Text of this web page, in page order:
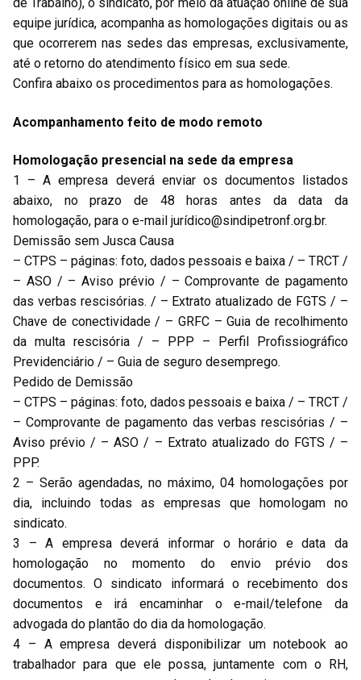
equipe jurídica, acompanha as homologações digitais ou as
que ocorrerem nas sedes das empresas, exclusivamente,
até o retorno do atendimento físico em sua sede.
Confira abaixo os procedimentos para as homologações.
Acompanhamento feito de modo remoto
Homologação presencial na sede da empresa
1 – A empresa deverá enviar os documentos listados
abaixo, no prazo de 48 horas antes da data da
homologação, para o e-mail jurídico@sindipetronf.org.br.
Demissão sem Jusca Causa
– CTPS – páginas: foto, dados pessoais e baixa / – TRCT /
– ASO / – Aviso prévio / – Comprovante de pagamento
das verbas rescisórias. / – Extrato atualizado de FGTS / –
Chave de conectividade / – GRFC – Guia de recolhimento
da multa rescisória / – PPP – Perfil Profissiográfico
Previdenciário / – Guia de seguro desemprego.
Pedido de Demissão
– CTPS – páginas: foto, dados pessoais e baixa / – TRCT /
– Comprovante de pagamento das verbas rescisórias / –
Aviso prévio / – ASO / – Extrato atualizado do FGTS / –
PPP.
2 – Serão agendadas, no máximo, 04 homologações por
dia, incluindo todas as empresas que homologam no
sindicato.
3 – A empresa deverá informar o horário e data da
homologação no momento do envio prévio dos
documentos. O sindicato informará o recebimento dos
documentos e irá encaminhar o e-mail/telefone da
advogada do plantão do dia da homologação.
4 – A empresa deverá disponibilizar um notebook ao
trabalhador para que ele possa, juntamente com o RH,